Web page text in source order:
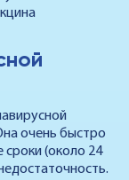
очень быстро
сроки (около 24